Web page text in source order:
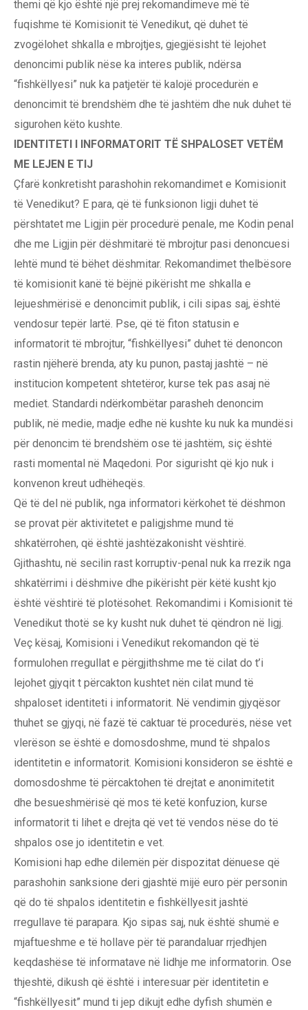
themi që kjo është një prej rekomandimeve më të
fuqishme të Komisionit të Venedikut, që duhet të
zvogëlohet shkalla e mbrojtjes, gjegjësisht të lejohet
denoncimi publik nëse ka interes publik, ndërsa
“fishkëllyesi” nuk ka patjetër të kalojë procedurën e
denoncimit të brendshëm dhe të jashtëm dhe nuk duhet të
sigurohen këto kushte.
IDENTITETI I INFORMATORIT TË SHPALOSET VETËM
ME LEJEN E TIJ
Çfarë konkretisht parashohin rekomandimet e Komisionit
të Venedikut? E para, që të funksionon ligji duhet të
përshtatet me Ligjin për procedurë penale, me Kodin penal
dhe me Ligjin për dëshmitarë të mbrojtur pasi denoncuesi
lehtë mund të bëhet dëshmitar. Rekomandimet thelbësore
të komisionit kanë të bëjnë pikërisht me shkalla e
lejueshmërisë e denoncimit publik, i cili sipas saj, është
vendosur tepër lartë. Pse, që të fiton statusin e
informatorit të mbrojtur, “fishkëllyesi” duhet të denoncon
rastin njëherë brenda, aty ku punon, pastaj jashtë – në
institucion kompetent shtetëror, kurse tek pas asaj në
mediet. Standardi ndërkombëtar parasheh denoncim
publik, në medie, madje edhe në kushte ku nuk ka mundësi
për denoncim të brendshëm ose të jashtëm, siç është
rasti momental në Maqedoni. Por sigurisht që kjo nuk i
konvenon kreut udhëheqës.
Që të del në publik, nga informatori kërkohet të dëshmon
se provat për aktivitetet e paligjshme mund të
shkatërrohen, që është jashtëzakonisht vështirë.
Gjithashtu, në secilin rast korruptiv-penal nuk ka rrezik nga
shkatërrimi i dëshmive dhe pikërisht për këtë kusht kjo
është vështirë të plotësohet. Rekomandimi i Komisionit të
Venedikut thotë se ky kusht nuk duhet të qëndron në ligj.
Veç kësaj, Komisioni i Venedikut rekomandon që të
formulohen rregullat e përgjithshme me të cilat do t’i
lejohet gjyqit t përcakton kushtet nën cilat mund të
shpaloset identiteti i informatorit. Në vendimin gjyqësor
thuhet se gjyqi, në fazë të caktuar të procedurës, nëse vet
vlerëson se është e domosdoshme, mund të shpalos
identitetin e informatorit. Komisioni konsideron se është e
domosdoshme të përcaktohen të drejtat e anonimitetit
dhe besueshmërisë që mos të ketë konfuzion, kurse
informatorit ti lihet e drejta që vet të vendos nëse do të
shpalos ose jo identitetin e vet.
Komisioni hap edhe dilemën për dispozitat dënuese që
parashohin sanksione deri gjashtë mijë euro për personin
që do të shpalos identitetin e fishkëllyesit jashtë
rregullave të parapara. Kjo sipas saj, nuk është shumë e
mjaftueshme e të hollave për të parandaluar rrjedhjen
keqdashëse të informatave në lidhje me informatorin. Ose
thjeshtë, dikush që është i interesuar për identitetin e
“fishkëllyesit” mund ti jep dikujt edhe dyfish shumën e